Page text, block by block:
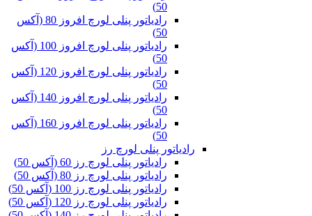
50)
رادیاتور پنلی لورچ افروز 80 (آکس
50)
رادیاتور پنلی لورچ افروز 100 (آکس
50)
رادیاتور پنلی لورچ افروز 120 (آکس
50)
رادیاتور پنلی لورچ افروز 140 (آکس
50)
رادیاتور پنلی لورچ افروز 160 (آکس
50)
رادیاتور پنلی لورچ رز
رادیاتور پنلی لورچ رز 60 (آکس 50)
رادیاتور پنلی لورچ رز 80 (آکس 50)
رادیاتور پنلی لورچ رز 100 (آکس 50)
رادیاتور پنلی لورچ رز 120 (آکس 50)